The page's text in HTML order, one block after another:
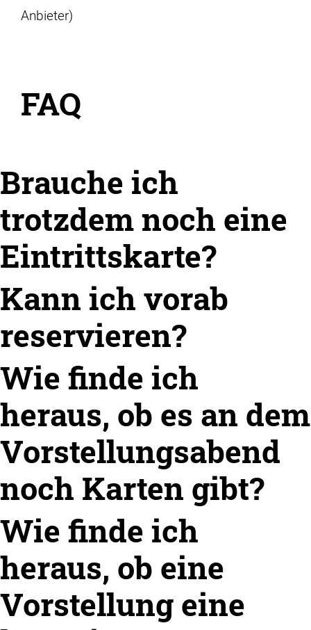
Anbieter)
FAQ
Brauche ich
trotzdem noch eine
Eintrittskarte?
Kann ich vorab
reservieren?
Wie finde ich
heraus, ob es an dem
Vorstellungsabend
noch Karten gibt?
Wie finde ich
heraus, ob eine
Vorstellung eine